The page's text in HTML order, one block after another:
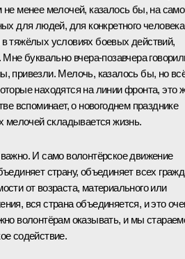
не менее мелочей, казалось бы, на
для людей, для конкретного
тяжёлых условиях боевых действий,
Мне буквально вчера-позавчера
привезли. Мелочь, казалось бы, но
находятся на линии фронта, это
вспоминает, о новогоднем празднике
мелочей складывается жизнь.
И само волонтёрское движение
страну, объединяет всех
от возраста, материального или
вся страна объединяется, и это
волонтёрам оказывать, и мы
содействие.